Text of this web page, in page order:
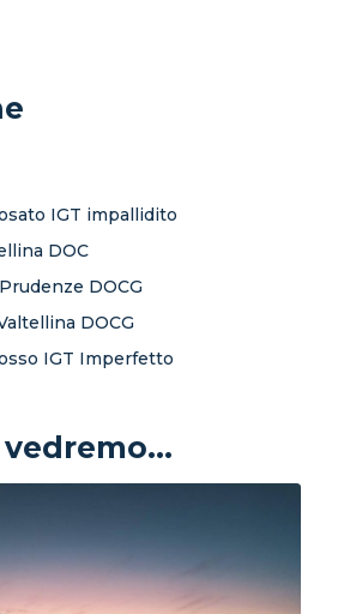
IGT impallidito
DOC
DOCG
DOCG
IGT Imperfetto